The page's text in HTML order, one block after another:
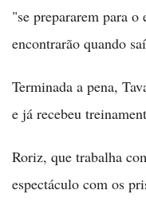
"se prepararem para o
encontrarão quando
Terminada a pena,
e já recebeu
Roriz, que trabalha
espectáculo com os